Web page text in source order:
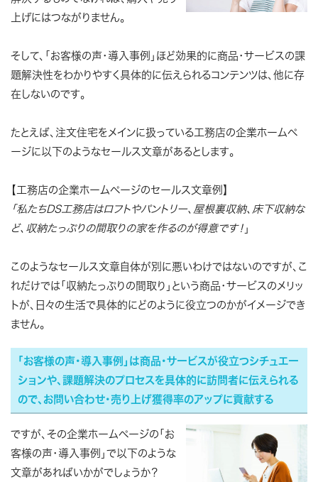
上げにはつながりません。
そして、 「お客様の声・導入事例」ほど効果的に商品・サービスの課
題解決性をわかりやすく具体的に伝えられるコンテンツは、他に存
在しないのです。
たとえば、注文住宅をメインに扱っている工務店の企業ホームペ
ージに以下のようなセールス文章があるとします。
【工務店の企業ホームページのセールス文章例】
「私たちDS工務店はロフトやパントリー、屋根裏収納、床下収納な
ど、収納たっぷりの間取りの家を作るのが得意です！ 」
このようなセールス文章自体が別に悪いわけではないのですが、こ
れだけでは「収納たっぷりの間取り」という商品・サービスのメリッ
トが、日々の生活で具体的にどのように役立つのかがイメージでき
ません。
「お客様の声・導入事例」は商品・サービスが役立つシチュエー
ションや、課題解決のプロセスを具体的に訪問者に伝えられる
ので、お問い合わせ・売り上げ獲得率のアップに貢献する
ですが、その企業ホームページの「お
客様の声・導入事例」で以下のような
文章があればいかがでしょうか？